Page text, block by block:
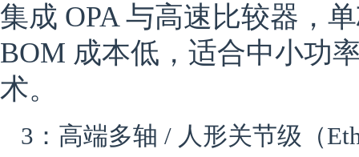
集成 OPA 与高速比较器，
BOM 成本低，适合中小功
术。
3：高端多轴 / 人形关节级（